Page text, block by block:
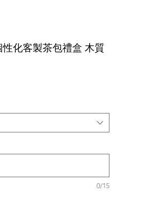
性化客製茶包禮盒 木質
0/15